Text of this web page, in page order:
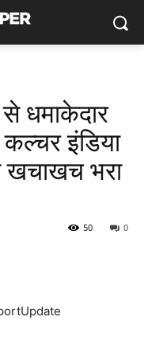
धमाकेदार
इंडिया
भरा
0
50